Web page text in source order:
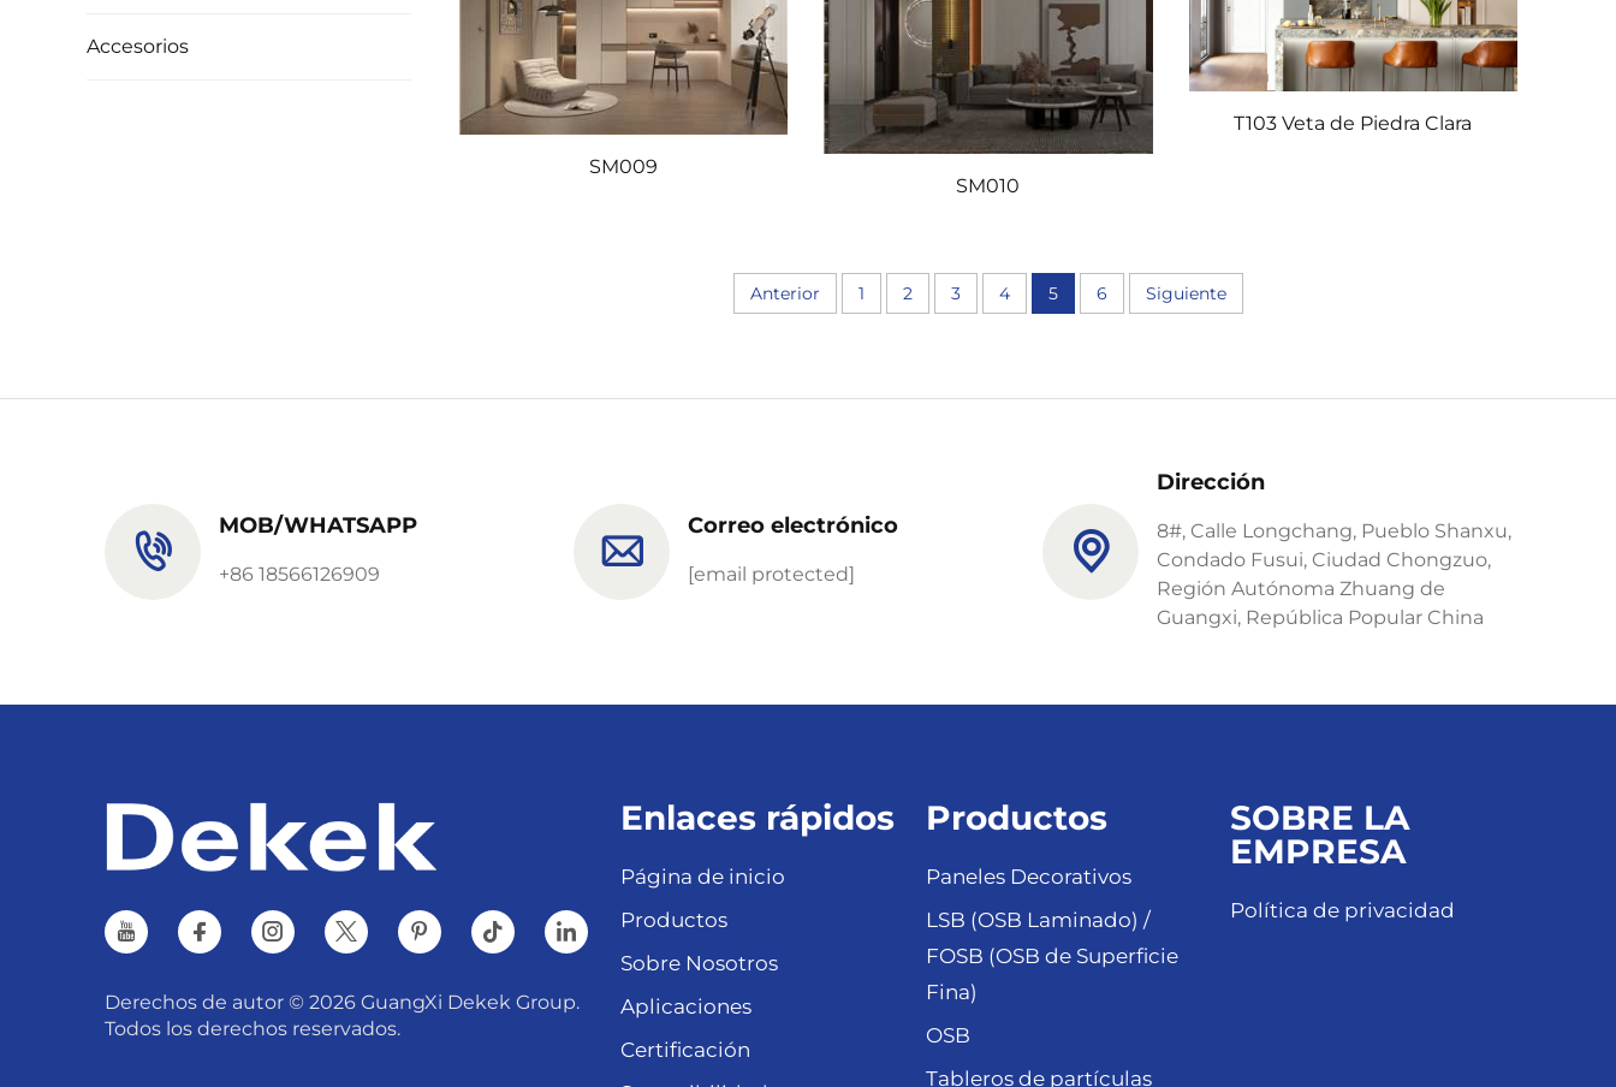
Accesorios
SM009
SM010
T103 Veta de Piedra Clara
Anterior 1 2 3 4 5 6 Siguiente
MOB/WHATSAPP
+86 18566126909
Correo electrónico
[email protected]
Dirección
8#, Calle Longchang, Pueblo Shanxu,
Condado Fusui, Ciudad Chongzuo,
Región Autónoma Zhuang de
Guangxi, República Popular China
Derechos de autor © 2026 GuangXi Dekek Group.
Todos los derechos reservados.
Enlaces rápidos
Página de inicio
Productos
Sobre Nosotros
Aplicaciones
Certificación
Productos
Paneles Decorativos
LSB (OSB Laminado) /
FOSB (OSB de Superficie
Fina)
OSB
Tableros de partículas
SOBRE LA
EMPRESA
Política de privacidad